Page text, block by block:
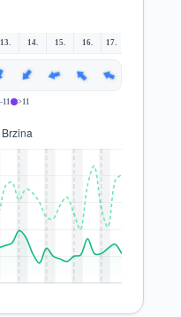
13. 14. 15. 16. 17.